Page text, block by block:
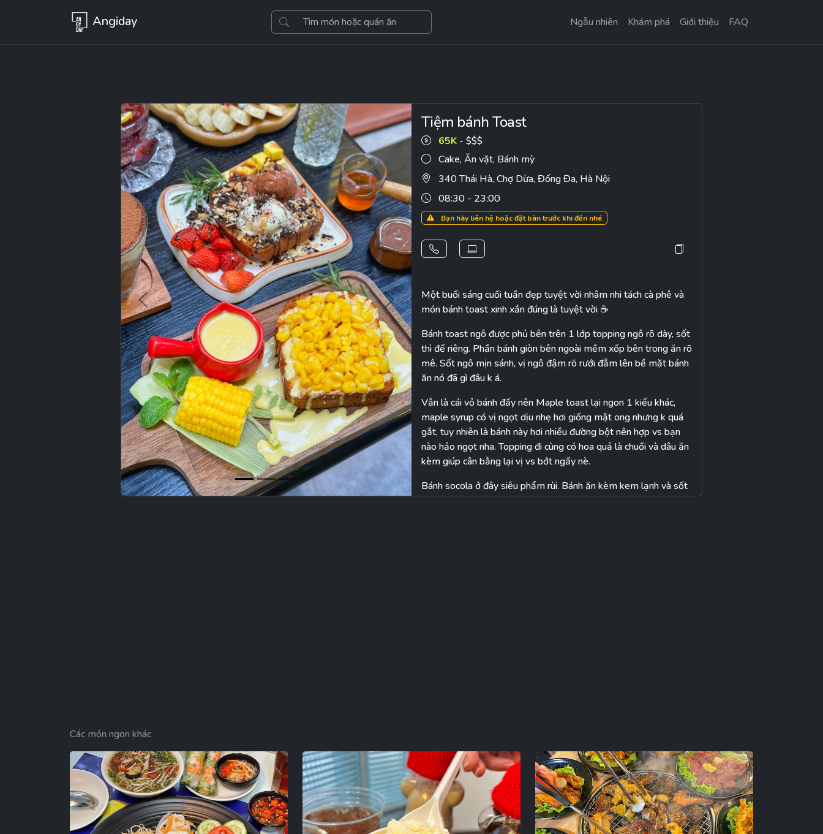
Angiday Ngẫu nhiên Khám phá Giới thiệu FAQ
Previous Next
Tiệm bánh Toast
65K - $$$
Cake,Ăn vặt, Bánh mỳ
340 Thái Hà, Chợ Dừa, Đống Đa, Hà Nội
08:30 - 23:00
Bạn hãy liên hệ hoặc đặt bàn trước khi đến nhé
Một buổi sáng cuối tuần đẹp tuyệt vời nhâm nhi tách cà phê và
món bánh toast xinh xắn đúng là tuyệt vời ☕️
Bánh toast ngô được phủ bên trên 1 lớp topping ngô rõ dày, sốt
thì để riêng. Phần bánh giòn bên ngoài mềm xốp bên trong ăn rõ
mê. Sốt ngô mịn sánh, vị ngô đậm rõ rưới đẫm lên bề mặt bánh
ăn nó đã gì đâu k á.
Vẫn là cái vỏ bánh đấy nên Maple toast lại ngon 1 kiểu khác,
maple syrup có vị ngọt dịu nhẹ hơi giống mật ong nhưng k quá
gắt, tuy nhiên là bánh này hơi nhiều đường bột nên hợp vs bạn
nào hảo ngọt nha. Topping đi cùng có hoa quả là chuối và dâu ăn
kèm giúp cân bằng lại vị vs bớt ngấy nè.
Bánh socola ở đây siêu phẩm rùi. Bánh ăn kèm kem lạnh và sốt
socola có vị đắng nhẹ nên tổng quan dù nhiều sốt nhưng vị ngọt
Không gian có 2 tầng, không quá rộng nhưng thoải mái vừa đủ,
mang máy tính ra làm việc cũng được mà mang tâm hồn đẹp ra
bốc phét cũng quá được luôn nha 🥳
18/09/2023
Các món ngon khác